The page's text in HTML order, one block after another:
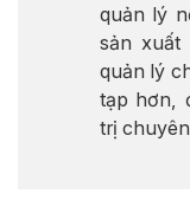
quản lý
sản xuất
quản lý
tạp hơn,
trị